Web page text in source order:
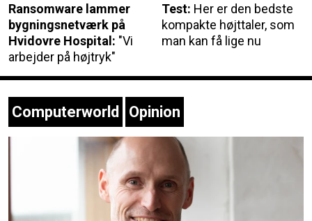
Ransomware lammer
bygningsnetværk på
Hvidovre Hospital: "Vi
arbejder på højtryk"
Test: Her er den bedste
kompakte højttaler, som
man kan få lige nu
Computerworld Opinion